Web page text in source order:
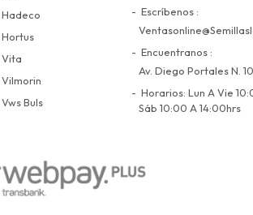
Hadeco
Hortus
Vita
Vilmorin
Vws Buls
Escríbenos
Encuentranos
Av. Diego Portales N.
Horarios: Lun A Vie
Sáb 10:00 A 14:00hrs